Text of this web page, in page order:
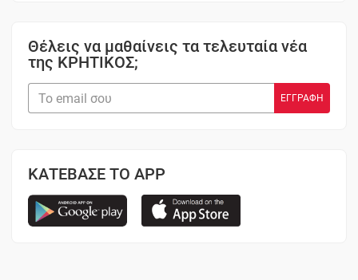
Θέλεις να μαθαίνεις τα τελευταία νέα
της ΚΡΗΤΙΚΟΣ;
ΚΑΤΕΒΑΣΕ ΤΟ APP